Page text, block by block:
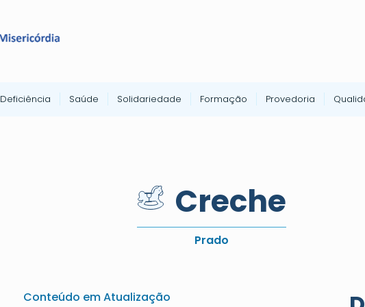
Deficiência Saúde Solidariedade Formação Provedoria
Creche
Prado
Conteúdo em Atualização